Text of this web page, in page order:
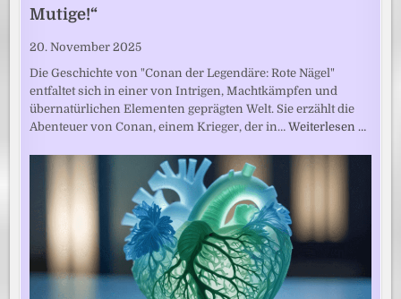
Mutige!“
20. November 2025
Die Geschichte von "Conan der Legendäre: Rote Nägel"
entfaltet sich in einer von Intrigen, Machtkämpfen und
übernatürlichen Elementen geprägten Welt. Sie erzählt die
Abenteuer von Conan, einem Krieger, der in…Weiterlesen …